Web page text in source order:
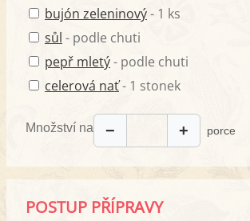
bujón zeleninový- 1 ks
sůl - podle chuti
pepř mletý- podle chuti
celerová nať- 1 stonek
Množství na − + porce
POSTUP PŘÍPRAVY